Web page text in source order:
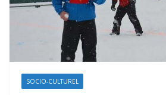
SOCIO-CULTUREL